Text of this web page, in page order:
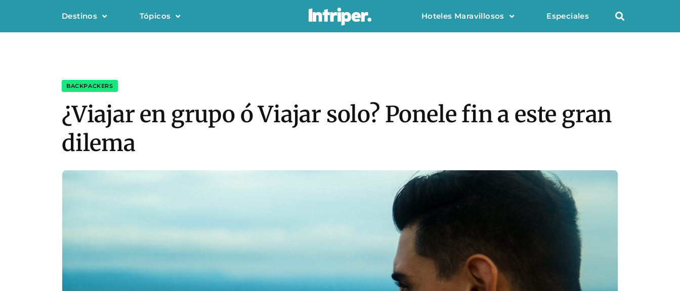
Destinos Tópicos Hoteles Maravillosos Especiales
BACKPACKERS
¿Viajar en grupo ó Viajar solo? Ponele fin a este gran
dilema